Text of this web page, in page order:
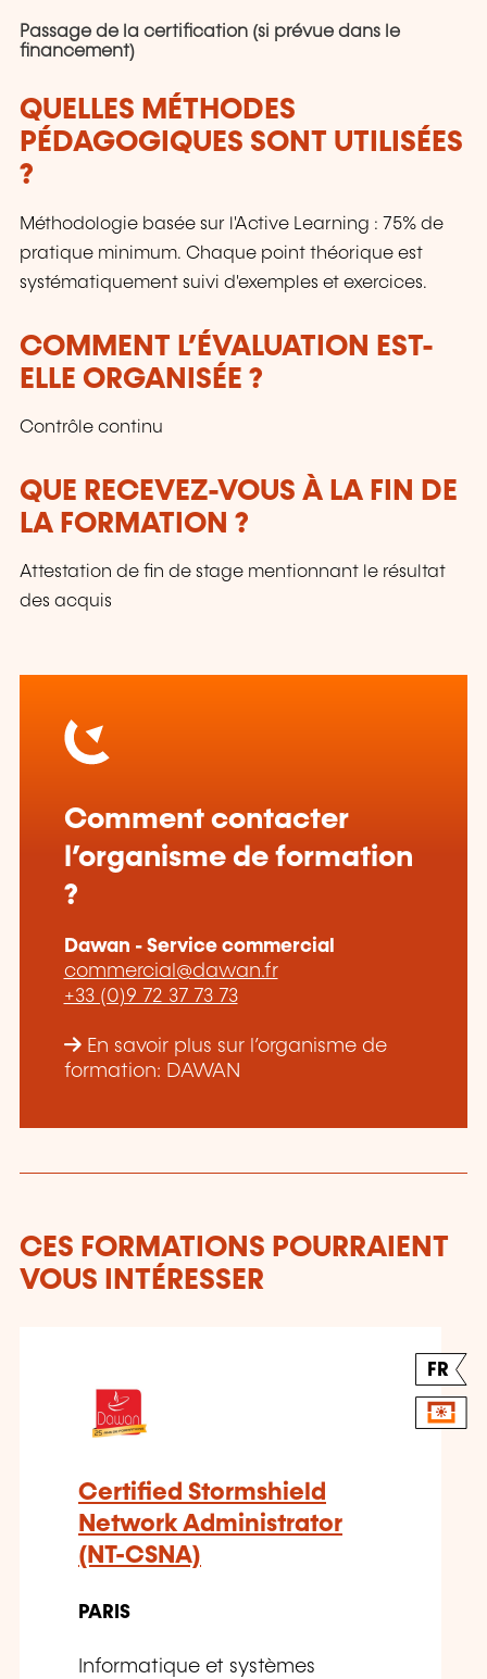
Passage de la certification (si prévue dans le
financement)
QUELLES MÉTHODES
PÉDAGOGIQUES SONT UTILISÉES
?
Méthodologie basée sur l'Active Learning : 75% de
pratique minimum. Chaque point théorique est
systématiquement suivi d'exemples et exercices.
COMMENT L’ÉVALUATION EST-
ELLE ORGANISÉE ?
Contrôle continu
QUE RECEVEZ-VOUS À LA FIN DE
LA FORMATION ?
Attestation de fin de stage mentionnant le résultat
des acquis
Comment contacter
l’organisme de formation
?
Dawan - Service commercial
commercial@dawan.fr
+33 (0)9 72 37 73 73
En savoir plus sur l’organisme de
formation: DAWAN
CES FORMATIONS POURRAIENT
VOUS INTÉRESSER
FR
Certified Stormshield
Network Administrator
(NT-CSNA)
PARIS
Informatique et systèmes